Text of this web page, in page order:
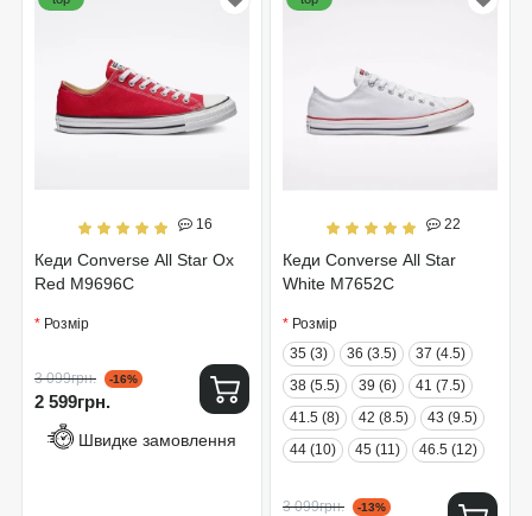
16
Кеди Converse All Star Ox
Red M9696C
Розмір
3 099грн. -16%
2 599грн.
Швидке замовлення
22
Кеди Converse All Star
White M7652C
Розмір
35 (3)
36 (3.5)
37 (4.5)
38 (5.5)
39 (6)
41 (7.5)
41.5 (8)
42 (8.5)
43 (9.5)
44 (10)
45 (11) 46.5 (12)
3 099грн. -13%